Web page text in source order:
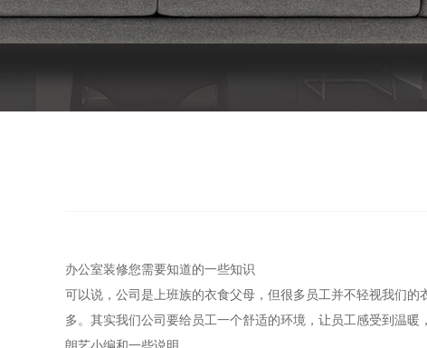
办公室装修您需要知道的一些知识
可以说，公司是上班族的衣食父母，但很多员工并不轻视我们
多。其实我们公司要给员工一个舒适的环境，让员工感受到温